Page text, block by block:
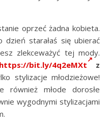
oprzeć żadna kobieta.
starałaś się ubierać
zlekceważyć tej mody.
https://bit.ly/4q2eMXt
z
stylizacje młodzieżowe!
również młode dorosłe
wygodnymi stylizacjami